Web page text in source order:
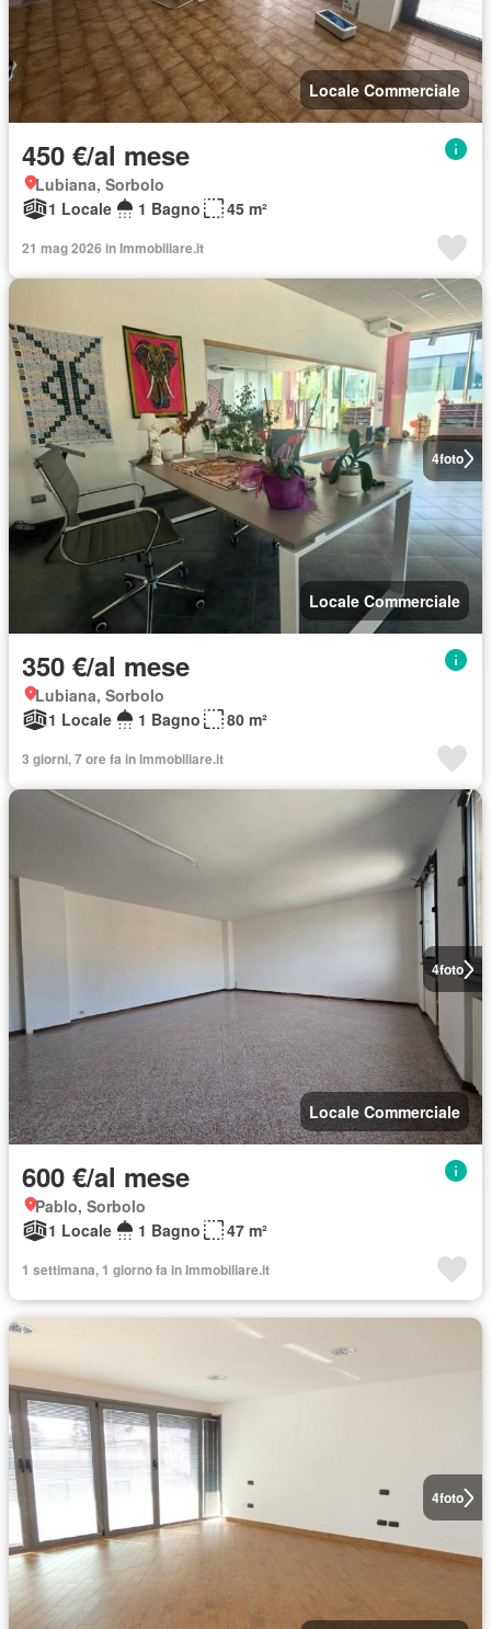
Locale Commerciale
450 €/al mese
Lubiana, Sorbolo
1 Locale
1 Bagno 45 m²
21 mag 2026 in Immobiliare.it
4foto
Locale Commerciale
350 €/al mese
Lubiana, Sorbolo
1 Locale
1 Bagno 80 m²
3 giorni, 7 ore fa in Immobiliare.it
4foto
Locale Commerciale
600 €/al mese
Pablo, Sorbolo
1 Locale
1 Bagno 47 m²
1 settimana, 1 giorno fa in Immobiliare.it
4foto